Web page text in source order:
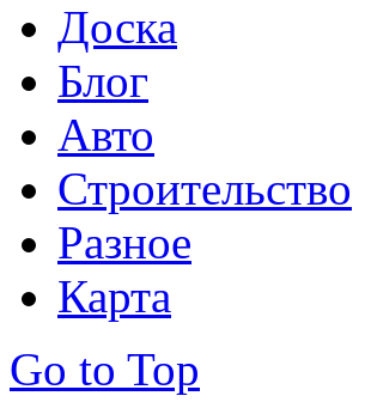
Доска
Блог
Авто
Строительство
Разное
Карта
Go to Top